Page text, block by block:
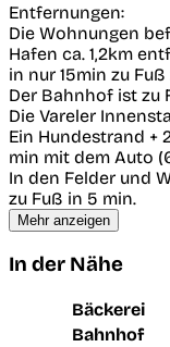
Entfernungen:
Die Wohnungen
Hafen ca. 1,2km
in nur 15min zu
Der Bahnhof ist zu
Die Vareler
Ein Hundestrand +
min mit dem Auto
In den Felder und
zu Fuß in 5 min.
Mehr anzeigen
In der Nähe
Bäckerei
Bahnhof